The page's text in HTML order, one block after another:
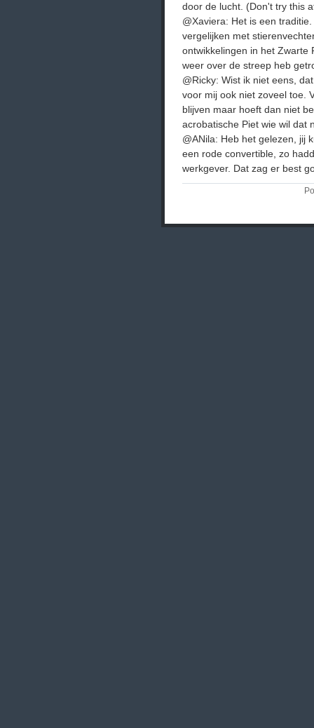
door de lucht. (Don't try this
@Xaviera: Het is een
vergelijken met
ontwikkelingen in het Zwarte
weer over de streep heb
@Ricky: Wist ik niet eens,
voor mij ook niet zoveel toe.
blijven maar hoeft dan niet
acrobatische Piet wie wil dat
@ANila: Heb het gelezen, jij
een rode convertible, zo
werkgever. Dat zag er best